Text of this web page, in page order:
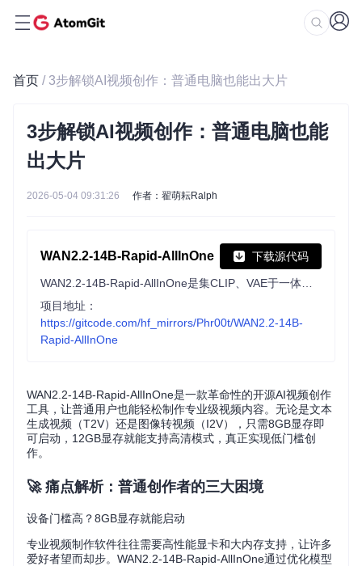
首页 / 3步解锁AI视频创作：普通电脑也能出大片
3步解锁AI视频创作：普通电脑也能
出大片
2026-05-04 09:31:26 作者：翟萌耘Ralph
WAN2.2-14B-Rapid-AllInOne 下载源代码
项目地址：
https://gitcode.com/hf_mirrors/Phr00t/WAN2.2-14B-
Rapid-AllInOne
WAN2.2-14B-Rapid-AllInOne是一款革命性的开源AI视频创作
工具，让普通用户也能轻松制作专业级视频内容。无论是文本
生成视频（T2V）还是图像转视频（I2V），只需8GB显存即
可启动，12GB显存就能支持高清模式，真正实现低门槛创
作。
🚀 痛点解析：普通创作者的三大困境
设备门槛高？8GB显存就能启动
专业视频制作软件往往需要高性能显卡和大内存支持，让许多
爱好者望而却步。WAN2.2-14B-Rapid-AllInOne通过优化模型